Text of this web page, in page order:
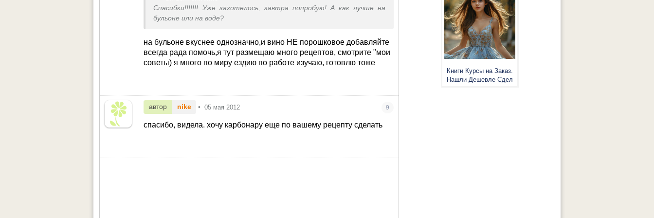
помешивать, еще 3 мин.
посолить, поперчить. Уменьшить огонь и варить под крышкой 10
мин.
обыкновенную питьевую воду.
гренки: хлеб небольшими ломтиками, смазать слив маслом,
Спасибки!!!!!!! Уже захотелось, завтра попробую! А как лучше на
бульоне или на воде?
на бульоне вкуснее однозначно,и вино НЕ порошковое добавляйте
всегда рада помочь,я тут размещаю много рецептов, смотрите "мои
советы) я много по миру ездию по работе изучаю, готовлю тоже
автор nike • 05 мая 2012 9
спасибо, видела. хочу карбонару еще по вашему рецепту сделать
Книги Курсы на Заказ.
Нашли Дешевле Сдел